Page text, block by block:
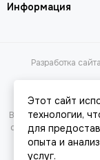
Информация
Разработка
Вся представленная
стоимости товаров
каких условиях
положениями
Этот сайт
технологии,
для
опыта и
услуг.